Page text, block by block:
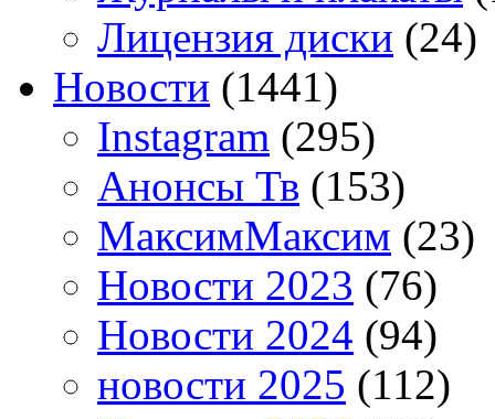
Лицензия диски (24)
Новости (1441)
Instagram (295)
Анонсы Тв (153)
МаксимМаксим (23)
Новости 2023 (76)
Новости 2024 (94)
новости 2025 (112)